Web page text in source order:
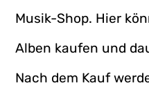
Musik-Shop. Hier
Alben kaufen und
Nach dem Kauf